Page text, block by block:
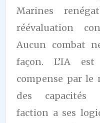
Marines
réévaluation
Aucun combat
façon. L’IA
compense par le
des capacités
faction a ses